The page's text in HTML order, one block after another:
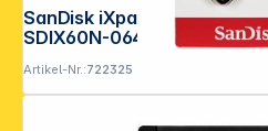
SanDisk iXpand Flash Drive 64GB iPhone/iPad
SDIX60N-064G-GN6NN
Artikel-Nr.:722325